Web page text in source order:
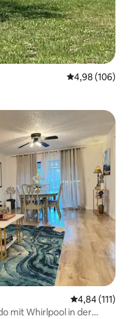
4,98 (106)
4,84 (111)
mit Whirlpool in der